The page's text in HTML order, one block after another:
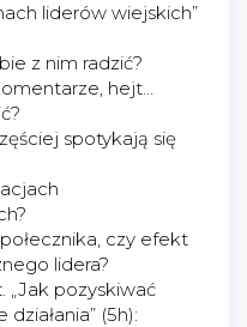
liderów wiejskich”
z nim radzić?
hejt…
spotykają się
czy efekt
lidera?
„Jak pozyskiwać
(5h):